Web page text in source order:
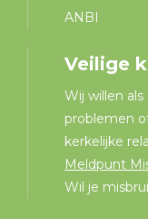
ANBI
Veilige
Wij willen
problemen
kerkelijke
Meldpunt
Wil je